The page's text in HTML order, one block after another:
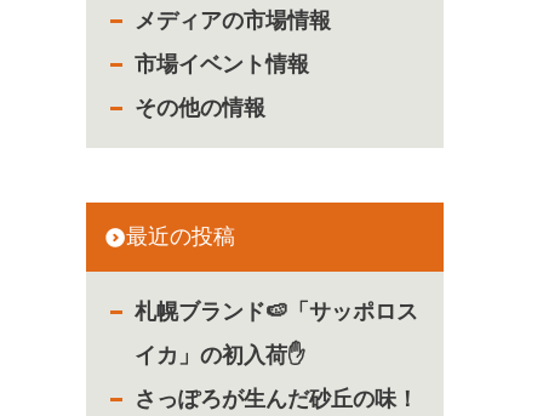
メディアの市場情報
市場イベント情報
その他の情報
最近の投稿
札幌ブランド🍉「サッポロス
イカ」の初入荷✋
さっぽろが生んだ砂丘の味！